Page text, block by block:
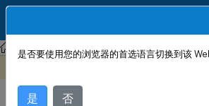
NetScaler NetScaler 14.1 Web App
饼干一致性检查
是否要使用您的浏览器的首选语言切换到该
是 否